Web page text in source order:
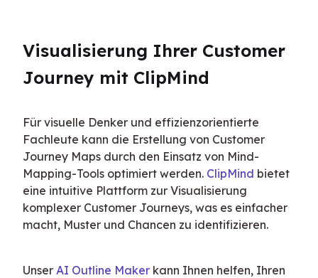
Visualisierung Ihrer Customer
Journey mit ClipMind
Für visuelle Denker und effizienzorientierte
Fachleute kann die Erstellung von Customer
Journey Maps durch den Einsatz von Mind-
Mapping-Tools optimiert werden. ClipMind bietet
eine intuitive Plattform zur Visualisierung
komplexer Customer Journeys, was es einfacher
macht, Muster und Chancen zu identifizieren.
Unser AI Outline Maker kann Ihnen helfen, Ihren